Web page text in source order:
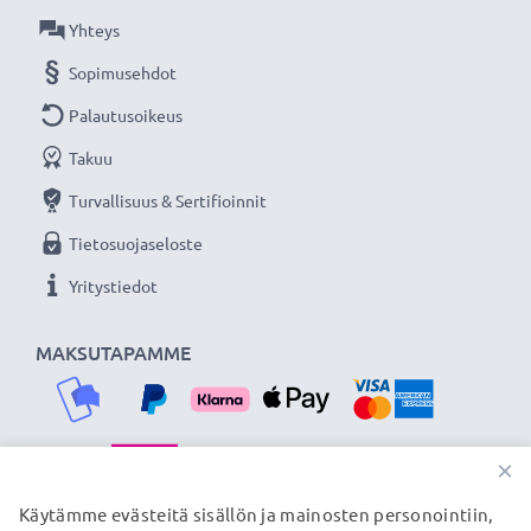
yhteensopiva, jotta voit käyttää USB-OTG-
★ 3 vuoden takuu ★
Olemme vuonna 2004 perustettu kansainvälinen
verkkokauppa, joka tarjoaa laadukkaita tuotteita, ja
siksi tarjoamme 36 kuukauden takuun!
MAKSUTAPAMME
Yhteys
Sopimusehdot
Palautusoikeus
Takuu
Turvallisuus & Sertifioinnit
Tietosuojaseloste
Yritystiedot
TOIMITUSKUMPPANIMME
×
Käytämme evästeitä sisällön ja mainosten personointiin,